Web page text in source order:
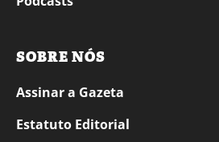
SOBRE NÓS
Assinar a Gazeta
Estatuto Editorial